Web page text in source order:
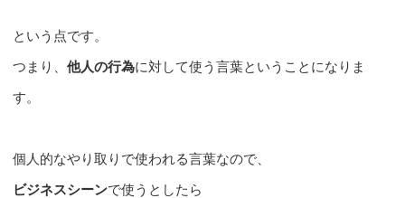
という点です。
つまり、他人の行為に対して使う言葉ということになりま
す。
個人的なやり取りで使われる言葉なので、
ビジネスシーンで使うとしたら